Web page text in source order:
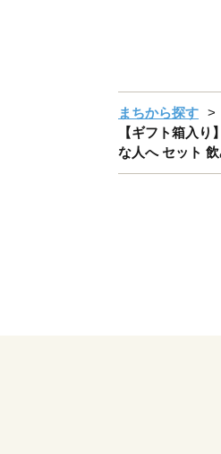
まちから探す
【ギフト箱入
な人へ セット